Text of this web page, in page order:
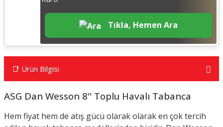
Tıkla, Hemen Ara
📑 Ürün Bilgisi
ASG Dan Wesson 8'' Toplu Havalı Tabanca
Hem fiyat hem de atış gücü olarak olarak en çok tercih